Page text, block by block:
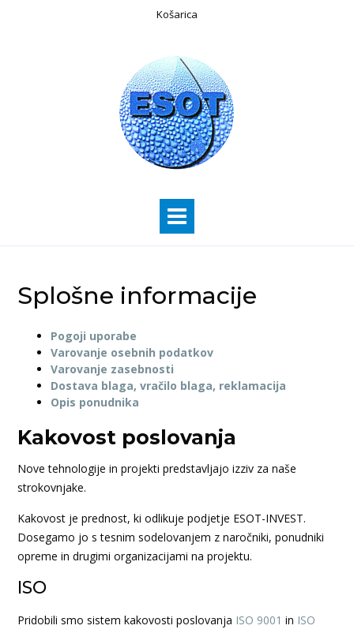
Košarica
Splošne informacije
Pogoji uporabe
Varovanje osebnih podatkov
Varovanje zasebnosti
Dostava blaga, vračilo blaga, reklamacija
Opis ponudnika
Kakovost poslovanja
Nove tehnologije in projekti predstavljajo izziv za naše
strokovnjake.
Kakovost je prednost, ki odlikuje podjetje ESOT-INVEST.
Dosegamo jo s tesnim sodelovanjem z naročniki, ponudniki
opreme in drugimi organizacijami na projektu.
ISO
Pridobili smo sistem kakovosti poslovanja ISO 9001 in ISO